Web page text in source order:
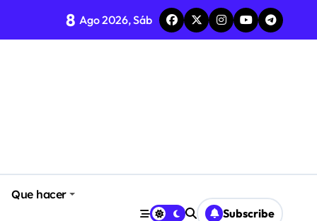
8 Ago 2026, Sáb
Que hacer
Subscribe